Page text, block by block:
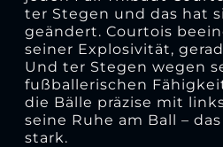
ter Stegen und das hat
geändert. Courtois
seiner Explosivität,
Und ter Stegen wegen
fußballerischen
die Bälle präzise mit
seine Ruhe am Ball –
stark.